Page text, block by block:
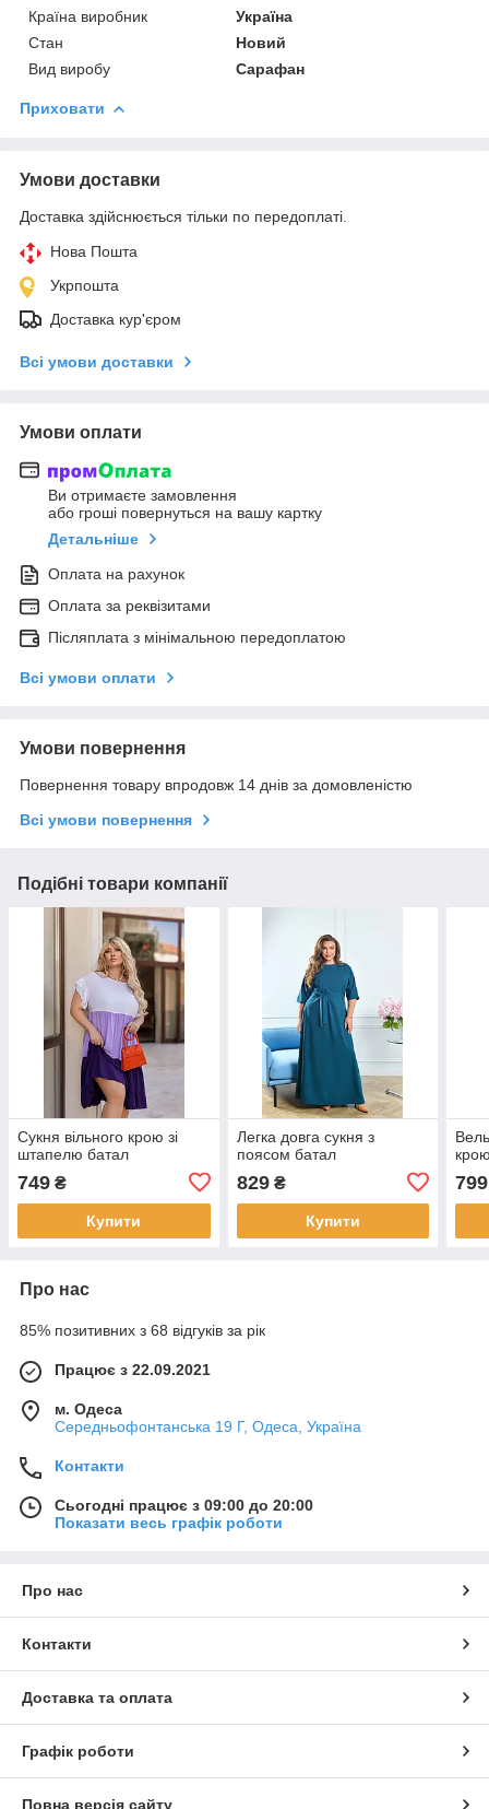
Країна виробник
Україна
Стан
Новий
Вид виробу
Сарафан
Приховати
Умови доставки
Доставка здійснюється тільки по передоплаті.
Нова Пошта
Укрпошта
Доставка кур'єром
Всі умови доставки
Умови оплати
Ви отримаєте замовлення
або гроші повернуться на вашу картку
Детальніше
Оплата на рахунок
Оплата за реквізитами
Післяплата з мінімальною передоплатою
Всі умови оплати
Умови повернення
Повернення товару впродовж 14 днів за домовленістю
Всі умови повернення
Подібні товари компанії
Сукня вільного крою зі
штапелю батал
749 ₴
Купити
Легка довга сукня з
поясом батал
829₴
Купити
799
Про нас
85% позитивних з 68 відгуків за рік
Працює з 22.09.2021
м. Одеса
Середньофонтанська 19 Г, Одеса, Україна
Контакти
Сьогодні працює з 09:00 до 20:00
Показати весь графік роботи
Про нас
Контакти
Доставка та оплата
Графік роботи
Повна версія сайту